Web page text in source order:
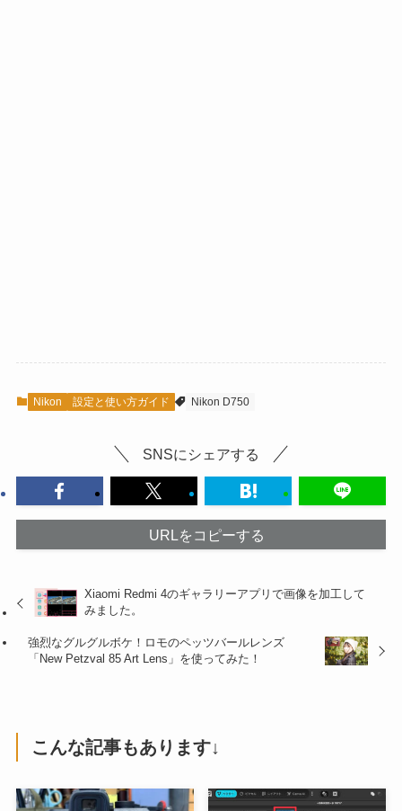
Nikon 設定と使い方ガイド Nikon D750
SNSにシェアする
URLをコピーする
Xiaomi Redmi 4のギャラリーアプリで画像を加工して
みました。
強烈なグルグルボケ！ロモのペッツバールレンズ
「New Petzval 85 Art Lens」を使ってみた！
こんな記事もあります↓